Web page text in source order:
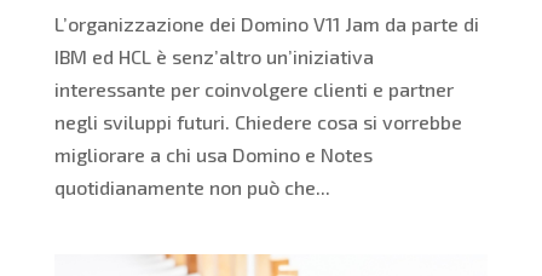
L’organizzazione dei Domino V11 Jam da parte di
IBM ed HCL è senz’altro un’iniziativa
interessante per coinvolgere clienti e partner
negli sviluppi futuri. Chiedere cosa si vorrebbe
migliorare a chi usa Domino e Notes
quotidianamente non può che...